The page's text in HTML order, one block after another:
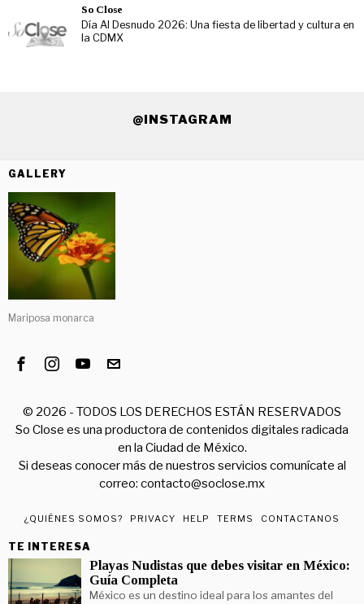
So Close
Día Al Desnudo 2026: Una fiesta de libertad y cultura en
la CDMX
@INSTAGRAM
GALLERY
Mariposa monarca
© 2026 - TODOS LOS DERECHOS ESTÁN RESERVADOS
So Close es una productora de contenidos digitales radicada
en la Ciudad de México.
Si deseas conocer más de nuestros servicios comunícate al
correo: contacto@soclose.mx
¿QUIÉNES SOMOS? PRIVACY HELP TERMS CONTACTANOS
TE INTERESA
Playas Nudistas que debes visitar en México:
Guía Completa
México es un destino ideal para los amantes del